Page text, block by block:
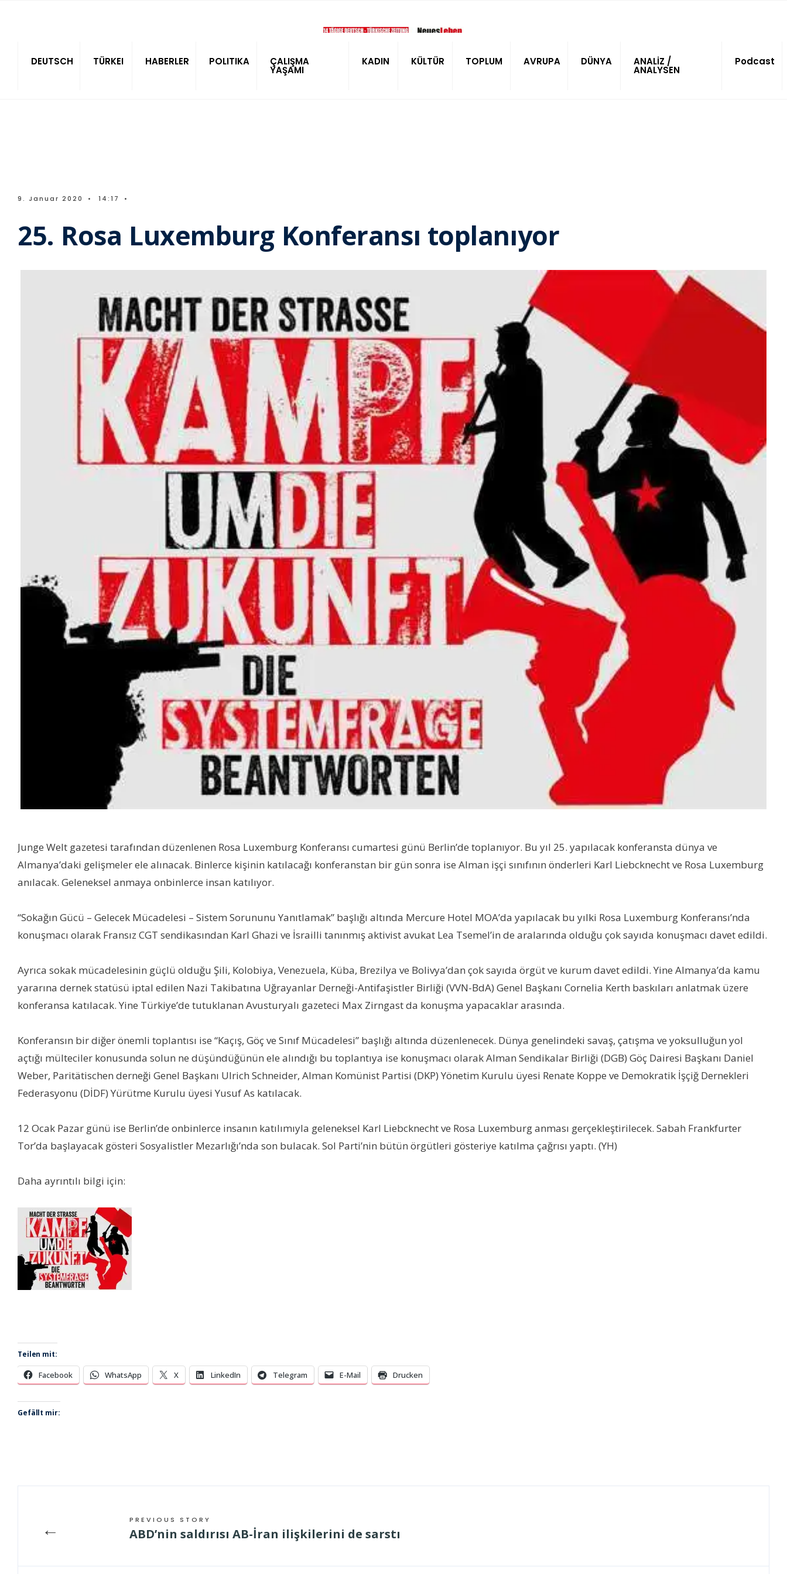
DEUTSCH TÜRKEI HABERLER POLITIKA ÇALIŞMA
YAŞAMI
KADIN KÜLTÜR TOPLUM AVRUPA DÜNYA ANALİZ /
ANALYSEN
Podcast
9. Januar 2020 • 14:17 •
25. Rosa Luxemburg Konferansı toplanıyor
Junge Welt gazetesi tarafından düzenlenen Rosa Luxemburg Konferansı cumartesi günü Berlin’de toplanıyor. Bu yıl 25. yapılacak konferansta dünya ve
Almanya’daki gelişmeler ele alınacak. Binlerce kişinin katılacağı konferanstan bir gün sonra ise Alman işçi sınıfının önderleri Karl Liebcknecht ve Rosa Luxemburg
anılacak. Geleneksel anmaya onbinlerce insan katılıyor.
“Sokağın Gücü – Gelecek Mücadelesi – Sistem Sorununu Yanıtlamak” başlığı altında Mercure Hotel MOA’da yapılacak bu yılki Rosa Luxemburg Konferansı’nda
konuşmacı olarak Fransız CGT sendikasından Karl Ghazi ve İsrailli tanınmış aktivist avukat Lea Tsemel’in de aralarında olduğu çok sayıda konuşmacı davet edildi.
Ayrıca sokak mücadelesinin güçlü olduğu Şili, Kolobiya, Venezuela, Küba, Brezilya ve Bolivya’dan çok sayıda örgüt ve kurum davet edildi. Yine Almanya’da kamu
yararına dernek statüsü iptal edilen Nazi Takibatına Uğrayanlar Derneği-Antifaşistler Birliği (VVN-BdA) Genel Başkanı Cornelia Kerth baskıları anlatmak üzere
konferansa katılacak. Yine Türkiye’de tutuklanan Avusturyalı gazeteci Max Zirngast da konuşma yapacaklar arasında.
Konferansın bir diğer önemli toplantısı ise “Kaçış, Göç ve Sınıf Mücadelesi” başlığı altında düzenlenecek. Dünya genelindeki savaş, çatışma ve yoksulluğun yol
açtığı mülteciler konusunda solun ne düşündüğünün ele alındığı bu toplantıya ise konuşmacı olarak Alman Sendikalar Birliği (DGB) Göç Dairesi Başkanı Daniel
Weber, Paritätischen derneği Genel Başkanı Ulrich Schneider, Alman Komünist Partisi (DKP) Yönetim Kurulu üyesi Renate Koppe ve Demokratik İşçiğ Dernekleri
Federasyonu (DİDF) Yürütme Kurulu üyesi Yusuf As katılacak.
12 Ocak Pazar günü ise Berlin’de onbinlerce insanın katılımıyla geleneksel Karl Liebcknecht ve Rosa Luxemburg anması gerçekleştirilecek. Sabah Frankfurter
Tor’da başlayacak gösteri Sosyalistler Mezarlığı’nda son bulacak. Sol Parti’nin bütün örgütleri gösteriye katılma çağrısı yaptı. (YH)
Daha ayrıntılı bilgi için:
Teilen mit:
Facebook WhatsApp X LinkedIn Telegram E-Mail Drucken
Gefällt mir:
← PREVIOUS STORY
ABD’nin saldırısı AB-İran ilişkilerini de sarstı